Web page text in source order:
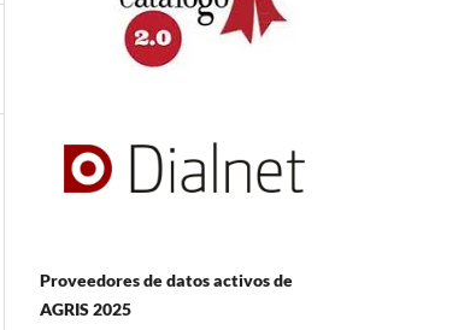
Proveedores de datos activos de
AGRIS 2025